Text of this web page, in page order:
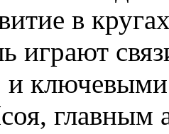
в
ключевыми
главным